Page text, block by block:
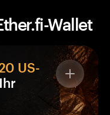
Wallet
US-